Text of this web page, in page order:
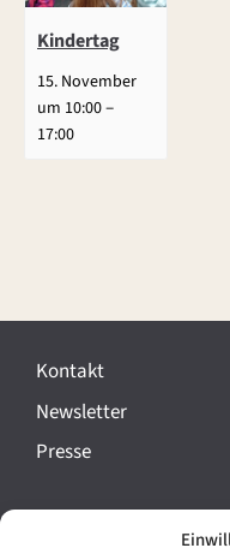
Kindertag
15. November
um 10:00–
17:00
e
a
n
t
Kontakt
Newsletter
Presse